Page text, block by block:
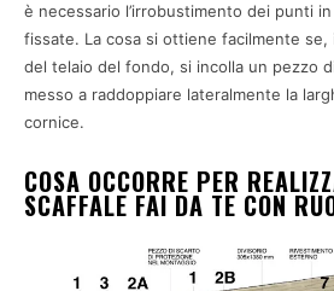
è necessario l’irrobustimento dei punti
fissate. La cosa si ottiene facilmente se,
del telaio del fondo, si incolla un pezzo
messo a raddoppiare lateralmente la
cornice.
COSA OCCORRE PER
SCAFFALE FAI DA TE CON